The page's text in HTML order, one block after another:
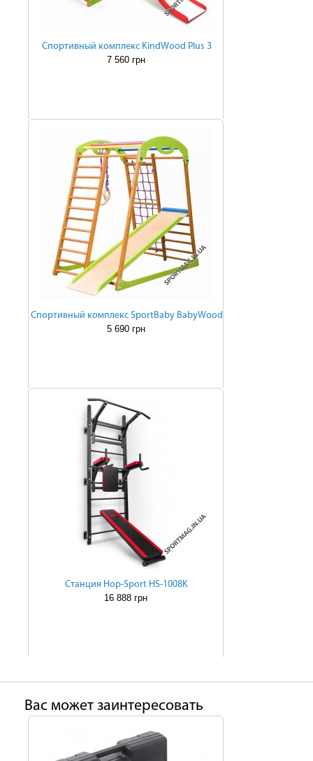
Cпортивный комплекс KindWood Plus 3
7 560 грн
Cпортивный комплекс SportBaby BabyWood
5 690 грн
Cтанция Hop-Sport HS-1008K
16 888 грн
Ваc может заинтересовать